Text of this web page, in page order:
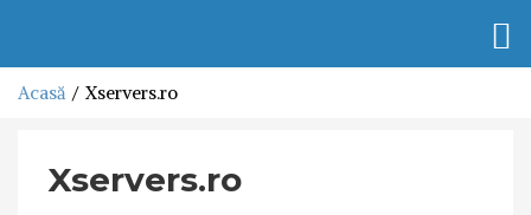
Acasă Xservers.ro
Xservers.ro